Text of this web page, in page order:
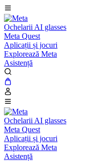
Ochelarii AI glasses
Meta Quest
Aplicații și jocuri
Explorează Meta
Asistență
Ochelarii AI glasses
Meta Quest
Aplicații și jocuri
Explorează Meta
Asistență